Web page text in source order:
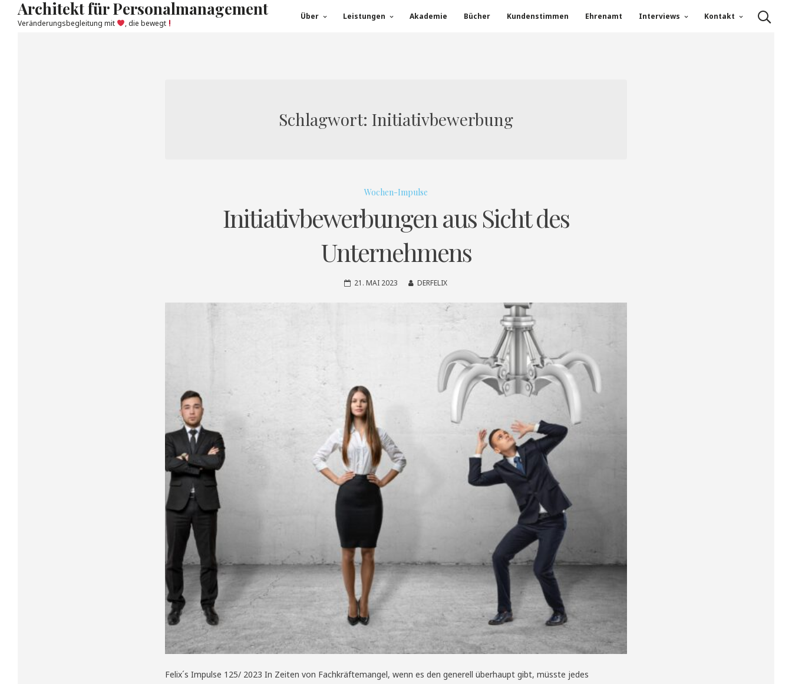
Architekt für Personalmanagement
Veränderungsbegleitung mit , die bewegt
Über Leistungen Akademie Bücher Kundenstimmen Ehrenamt Interviews Kontakt
Schlagwort: Initiativbewerbung
Wochen-Impulse
Initiativbewerbungen aus Sicht des
Unternehmens
21. MAI 2023 DERFELIX
Felix´s Impulse 125/ 2023 In Zeiten von Fachkräftemangel, wenn es den generell überhaupt gibt, müsste jedes